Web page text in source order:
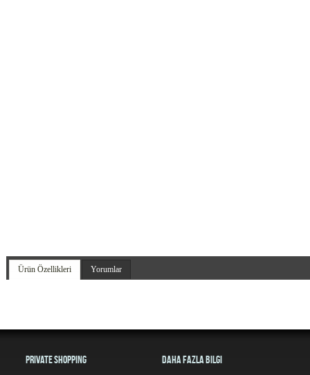
Ürün Özellikleri Yorumlar
Private Shopping Daha Fazla Bilgi